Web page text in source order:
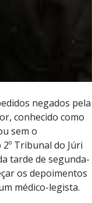
negados pela
conhecido como
sem o
Tribunal do Júri
tarde de segunda-
os depoimentos
médico-legista.